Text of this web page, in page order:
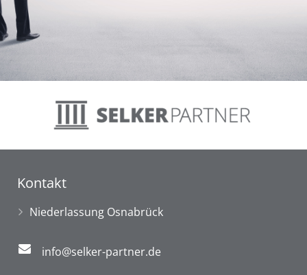
Kontakt
Niederlassung Osnabrück
info@selker-partner.de